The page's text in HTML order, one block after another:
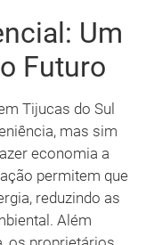
Um
Futuro
Tijucas do Sul
mas sim
economia a
permitem que
reduzindo as
Além